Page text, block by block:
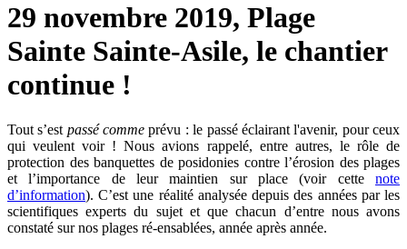
29 novembre 2019, Plage
Sainte Sainte-Asile, le chantier
continue !
Tout s’est passé comme prévu : le passé éclairant l'avenir, pour ceux
qui veulent voir ! Nous avions rappelé, entre autres, le rôle de
protection des banquettes de posidonies contre l’érosion des plages
et l’importance de leur maintien sur place (voir cette note
d’information). C’est une réalité analysée depuis des années par les
scientifiques experts du sujet et que chacun d’entre nous avons
constaté sur nos plages ré-ensablées, année après année.